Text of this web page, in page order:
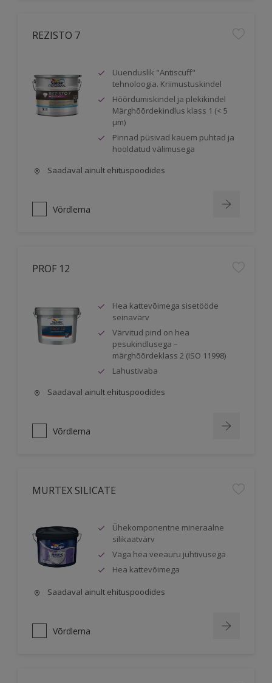
REZISTO 7
Uuenduslik "Antiscuff"
tehnoloogia. Kriimustuskindel
Hõõrdumiskindel ja plekikindel
Märghõõrdekindlus klass 1 (< 5
μm)
Pinnad püsivad kauem puhtad ja
hooldatud välimusega
Saadaval ainult ehituspoodides
Võrdlema
PROF 12
Hea kattevõimega sisetööde
seinavärv
Värvitud pind on hea
pesukindlusega –
märghõõrdeklass 2 (ISO 11998)
Lahustivaba
Saadaval ainult ehituspoodides
Võrdlema
MURTEX SILICATE
Ühekomponentne mineraalne
silikaatvärv
Väga hea veeauru juhtivusega
Hea kattevõimega
Saadaval ainult ehituspoodides
Võrdlema